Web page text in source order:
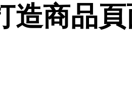
造商品